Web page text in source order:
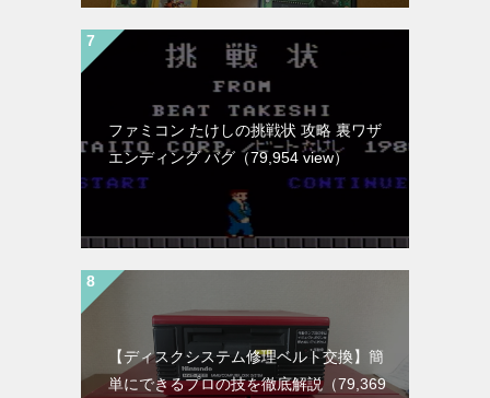
ファミコン たけしの挑戦状 攻略 裏ワザ
エンディング バグ （79,954 view）
【ディスクシステム修理ベルト交換】簡
単にできるプロの技を徹底解説（79,369